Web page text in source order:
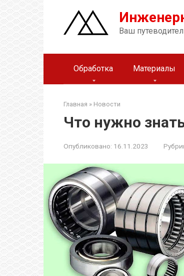
Перейти
к
контенту
Ваш
Обработка Материалы
Главная » Новости
Что нужно
Опубликовано: 16.11.2023